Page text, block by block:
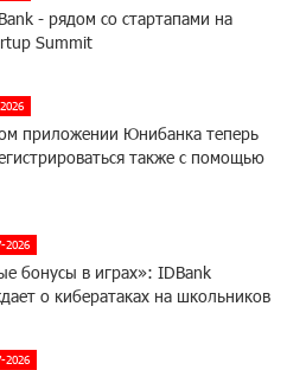
- рядом со стартапами на
Summit
приложении Юнибанка теперь
также с помощью
2026
бонусы в играх»: IDBank
о кибератаках на школьников
2026